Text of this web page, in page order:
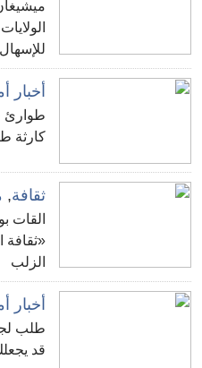
للإسهال
أخبار
طوارئ
كارثة
ثقافة,
القات
«ثقافة
الزلب
أخبار
طلب
قد